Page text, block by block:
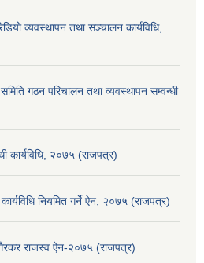
व्यवस्थापन तथा सञ्चालन कार्यविधि,
गठन परिचालन तथा व्यवस्थापन सम्वन्धी
कार्यविधि, २०७५ (राजपत्र)
नियमित गर्ने ऐन, २०७५ (राजपत्र)
राजस्व ऐन-२०७५ (राजपत्र)